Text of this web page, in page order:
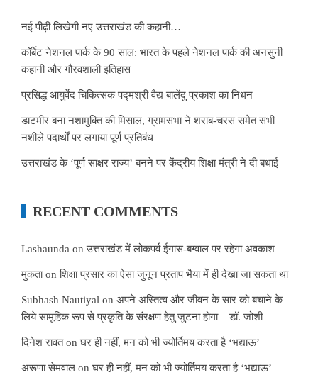
नई पीढ़ी लिखेगी नए उत्तराखंड की कहानी…
कॉर्बेट नेशनल पार्क के 90 साल: भारत के पहले नेशनल पार्क की अनसुनी
कहानी और गौरवशाली इतिहास
प्रसिद्ध आयुर्वेद चिकित्सक पद्मश्री वैद्य बालेंदु प्रकाश का निधन
डाटमीर बना नशामुक्ति की मिसाल, ग्रामसभा ने शराब-चरस समेत सभी
नशीले पदार्थों पर लगाया पूर्ण प्रतिबंध
उत्तराखंड के ‘पूर्ण साक्षर राज्य’ बनने पर केंद्रीय शिक्षा मंत्री ने दी बधाई
RECENT COMMENTS
Lashaunda onउत्तराखंड में लोकपर्व ईगास-बग्वाल पर रहेगा अवकाश
मुकताonशिक्षा प्रसार का ऐसा जुनून प्रताप भैया में ही देखा जा सकता था
Subhash Nautiyal on अपने अस्तित्व और जीवन के सार को बचाने के
लिये सामूहिक रूप से प्रकृति के संरक्षण हेतु जुटना होगा – डॉ. जोशी
दिनेश रावतonघर ही नहीं, मन को भी ज्योर्तिमय करता है ‘भद्याऊ’
अरूणा सेमवाल onघर ही नहीं, मन को भी ज्योर्तिमय करता है ‘भद्याऊ’